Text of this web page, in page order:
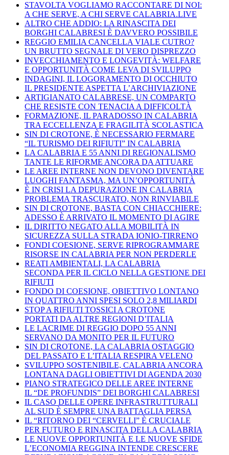
STAVOLTA VOGLIAMO RACCONTARE DI NOI:
A CHE SERVE, A CHI SERVE CALABRIA.LIVE
ALTRO CHE ADDIO: LA RINASCITA DEI
BORGHI CALABRESI È DAVVERO POSSIBILE
REGGIO EMILIA CANCELLA VIALE CUTRO?
UN BRUTTO SEGNALE DI VERO DISPREZZO
INVECCHIAMENTO E LONGEVITÀ: WELFARE
E OPPORTUNITÀ COME LEVA DI SVILUPPO
INDAGINI, IL LOGORAMENTO DI OCCHIUTO
IL PRESIDENTE ASPETTA L’ARCHIVIAZIONE
ARTIGIANATO CALABRESE, UN COMPARTO
CHE RESISTE CON TENACIA A DIFFICOLTÀ
FORMAZIONE, IL PARADOSSO IN CALABRIA
TRA ECCELLENZA E FRAGILITÀ SCOLASTICA
SIN DI CROTONE, È NECESSARIO FERMARE
“IL TURISMO DEI RIFIUTI” IN CALABRIA
LA CALABRIA E 55 ANNI DI REGIONALISMO
TANTE LE RIFORME ANCORA DA ATTUARE
LE AREE INTERNE NON DEVONO DIVENTARE
LUOGHI FANTASMA, MA UN’OPPORTUNITÀ
È IN CRISI LA DEPURAZIONE IN CALABRIA
PROBLEMA TRASCURATO, NON RINVIABILE
SIN DI CROTONE, BASTA CON CHIACCHIERE:
ADESSO È ARRIVATO IL MOMENTO DI AGIRE
IL DIRITTO NEGATO ALLA MOBILITÀ IN
SICUREZZA SULLA STRADA IONIO-TIRRENO
FONDI COESIONE, SERVE RIPROGRAMMARE
RISORSE IN CALABRIA PER NON PERDERLE
REATI AMBIENTALI, LA CALABRIA
SECONDA PER IL CICLO NELLA GESTIONE DEI
RIFIUTI
FONDO DI COESIONE, OBIETTIVO LONTANO
IN QUATTRO ANNI SPESI SOLO 2,8 MILIARDI
STOP A RIFIUTI TOSSICI A CROTONE
PORTATI DA ALTRE REGIONI D’ITALIA
LE LACRIME DI REGGIO DOPO 55 ANNI
SERVANO DA MONITO PER IL FUTURO
SIN DI CROTONE, LA CALABRIA OSTAGGIO
DEL PASSATO E L’ITALIA RESPIRA VELENO
SVILUPPO SOSTENIBILE, CALABRIA ANCORA
LONTANA DAGLI OBIETTIVI DI AGENDA 2030
PIANO STRATEGICO DELLE AREE INTERNE
IL “DE PROFUNDIS” DEI BORGHI CALABRESI
IL CASO DELLE OPERE INFRASTRUTTURALI
AL SUD È SEMPRE UNA BATTAGLIA PERSA
IL “RITORNO DEI “CERVELLI” È CRUCIALE
PER FUTURO E RINASCITA DELLA CALABRIA
LE NUOVE OPPORTUNITÀ E LE NUOVE SFIDE
L’ECONOMIA REGGINA INTENDE CRESCERE